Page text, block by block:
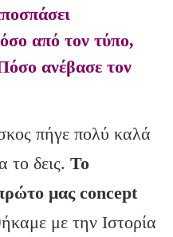
από τον τύπο,
ανέβασε τον
πήγε πολύ καλά
το δεις. Το
μας concept
με την Ιστορία